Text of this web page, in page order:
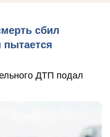
сбил
пытается
ДТП подал